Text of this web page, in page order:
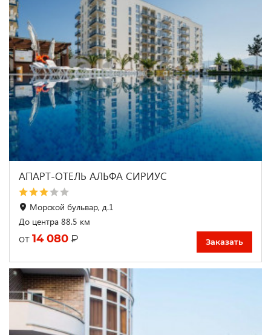
АПАРТ-ОТЕЛЬ АЛЬФА СИРИУС
Морской бульвар, д.1
До центра 88.5 км
от 14 080 ₽ Заказать